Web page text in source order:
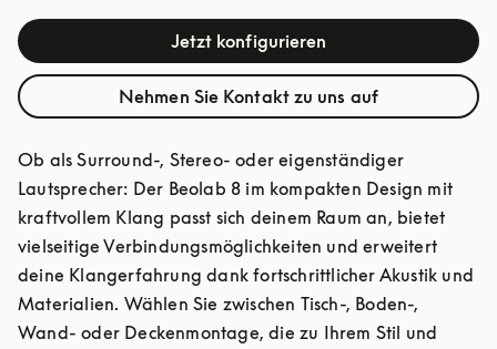
Jetzt konfigurieren
Nehmen Sie Kontakt zu uns auf
Ob als Surround-, Stereo- oder eigenständiger
Lautsprecher: Der Beolab 8 im kompakten Design mit
kraftvollem Klang passt sich deinem Raum an, bietet
vielseitige Verbindungsmöglichkeiten und erweitert
deine Klangerfahrung dank fortschrittlicher Akustik und
Materialien. Wählen Sie zwischen Tisch-, Boden-,
Wand- oder Deckenmontage, die zu Ihrem Stil und